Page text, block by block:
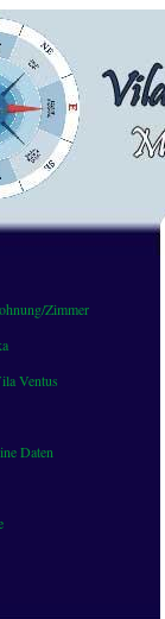
Zimmer
Ventus
Daten